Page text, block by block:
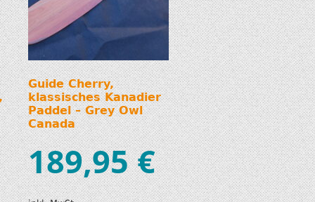
Guide Cherry,
klassisches Kanadier
Paddel – Grey Owl
Canada
189,95€